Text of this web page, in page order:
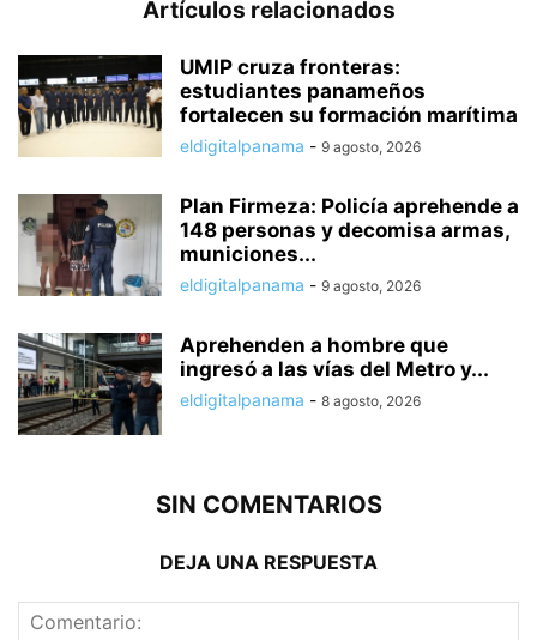
Artículos relacionados
UMIP cruza fronteras:
estudiantes panameños
fortalecen su formación marítima
eldigitalpanama - 9 agosto, 2026
Plan Firmeza: Policía aprehende a
148 personas y decomisa armas,
municiones...
eldigitalpanama - 9 agosto, 2026
Aprehenden a hombre que
ingresó a las vías del Metro y...
eldigitalpanama - 8 agosto, 2026
SIN COMENTARIOS
DEJA UNA RESPUESTA